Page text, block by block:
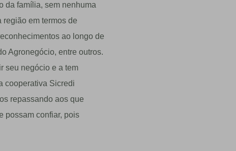
da família, sem nenhuma
em termos de
ao longo de
Agronegócio, entre outros.
seu negócio e a tem
cooperativa Sicredi
repassando aos que
possam confiar, pois